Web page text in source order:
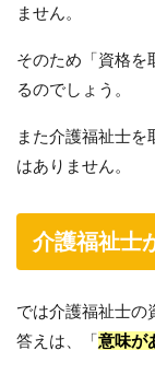
ません。
そのため「資格を
るのでしょう。
また介護福祉士
はありません。
介護福祉士
では介護福祉士の
答えは、「 意味が